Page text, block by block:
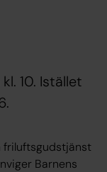
10. Istället
friluftsgudstjänst
Barnens